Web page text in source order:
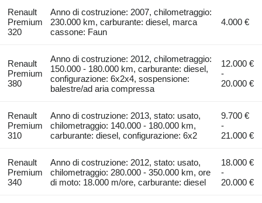
Renault
Premium
320
Anno di costruzione: 2007, chilometraggio:
230.000 km, carburante: diesel, marca
cassone: Faun
4.000 €
Renault
Premium
380
Anno di costruzione: 2012, chilometraggio:
150.000 - 180.000 km, carburante: diesel,
configurazione: 6x2x4, sospensione:
balestre/ad aria compressa
12.000 €
-
20.000 €
Renault
Premium
310
Anno di costruzione: 2013, stato: usato,
chilometraggio: 140.000 - 180.000 km,
carburante: diesel, configurazione: 6x2
9.700 €
-
21.000 €
Renault
Premium
340
Anno di costruzione: 2012, stato: usato,
chilometraggio: 280.000 - 350.000 km, ore
di moto: 18.000 m/ore, carburante: diesel
18.000 €
-
20.000 €